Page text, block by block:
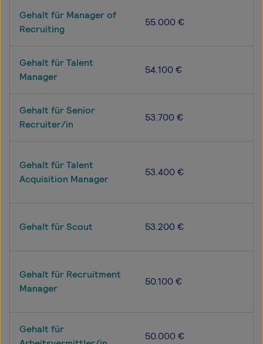
Gehalt für Manager of
Recruiting
55.000 €
Gehalt für Talent
Manager
54.100 €
Gehalt für Senior
Recruiter/in
53.700 €
Gehalt für Talent
Acquisition Manager
53.400 €
Gehalt für Scout 53.200 €
Gehalt für Recruitment
Manager
50.100 €
Gehalt für
50.000 €